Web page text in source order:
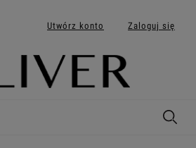
Utwórz konto Zaloguj się